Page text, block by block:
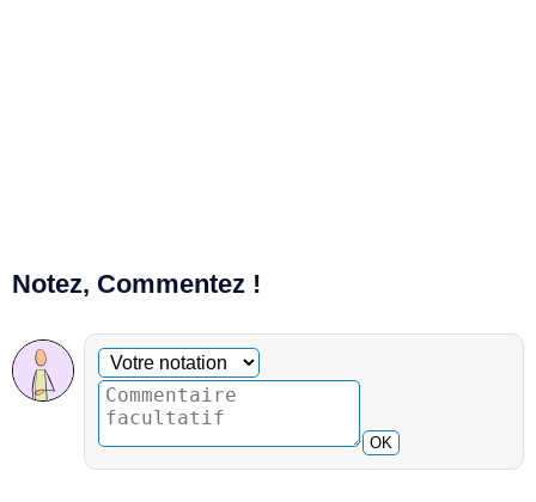
Notez, Commentez !
Commentaire facultatif
Votre notation
OK